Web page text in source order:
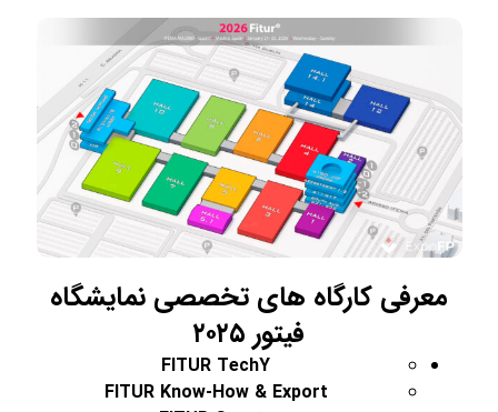
معرفی کارگاه های تخصصی نمایشگاه
فیتور ۲۰۲۵
FITUR TechY
FITUR Know-How & Export